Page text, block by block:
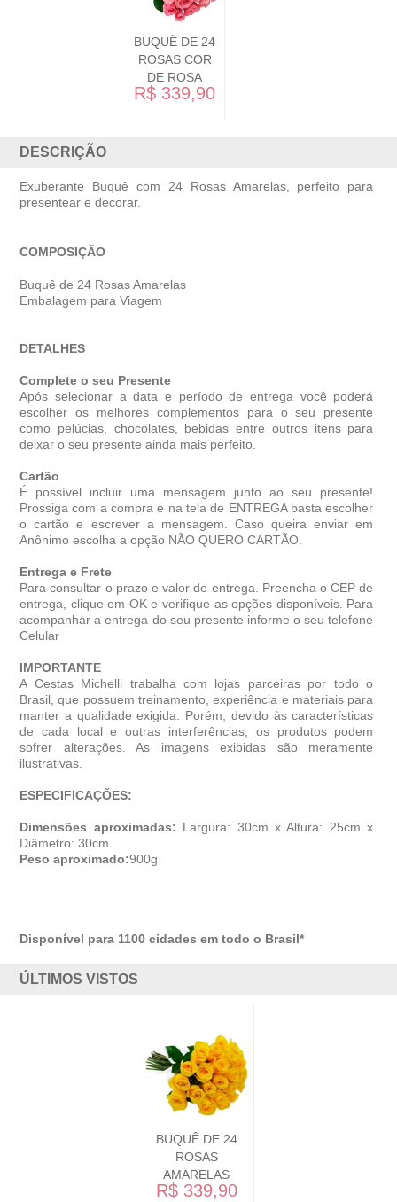
DESCRIÇÃO
Exuberante Buquê com 24 Rosas Amarelas, perfeito para
presentear e decorar.
COMPOSIÇÃO
Buquê de 24 Rosas Amarelas
Embalagem para Viagem
DETALHES
Complete o seu Presente
Após selecionar a data e período de entrega você poder
escolher os melhores complementos para o seu presente
como pelúcias, chocolates, bebidas entre outros itens para
deixar o seu presente ainda mais perfeito.
Cartão
É possível incluir uma mensagem junto ao seu presente!
Prossiga com a compra e na tela de ENTREGA basta escolher
o cartão e escrever a mensagem. Caso queira enviar em
Anônimo escolha a opção NÃO QUERO CARTÃO.
Entrega e Frete
Para consultar o prazo e valor de entrega. Preencha o CEP de
entrega, clique em OK e verifique as opções disponíveis. Para
acompanhar a entrega do seu presente informe o seu telefone
Celular
IMPORTANTE
A Cestas Michelli trabalha com lojas parceiras por todo o
Brasil, que possuem treinamento, experiência e materiais para
manter a qualidade exigida. Porém, devido às características
de cada local e outras interferências, os produtos podem
sofrer alterações. As imagens exibidas são meramente
ilustrativas.
ESPECIFICAÇÕES:
Dimensões aproximadas: Largura: 30cm x Altura: 25cm x
Diâmetro: 30cm
Peso aproximado:900g
Disponível para 1100 cidades em todo o Brasil*
ÚLTIMOS VISTOS
BUQUÊ DE 24
ROSAS
AMARELAS
R$ 339,90